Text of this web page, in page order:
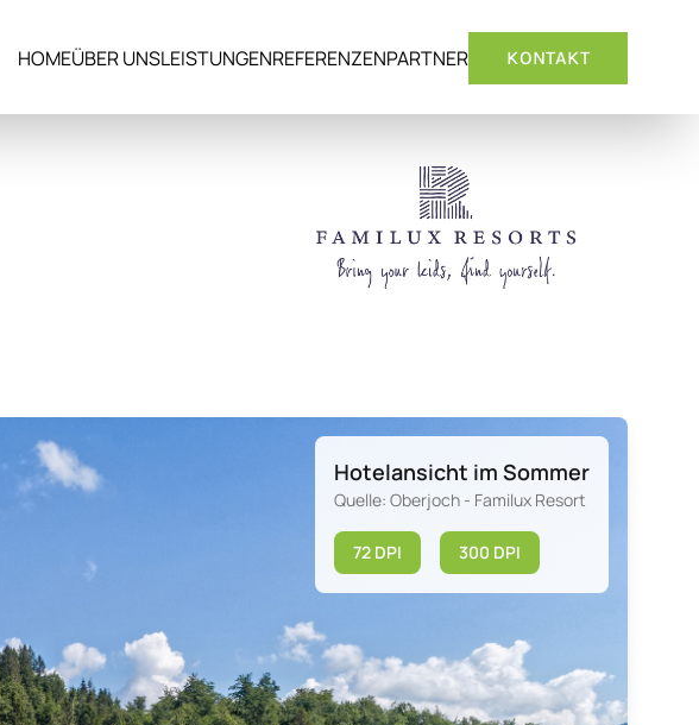
HOMEÜBER UNSLEISTUNGENREFERENZENPARTNER KONTAKT
Hotelansicht im Sommer
Quelle: Oberjoch - Familux Resort
72 DPI 300 DPI